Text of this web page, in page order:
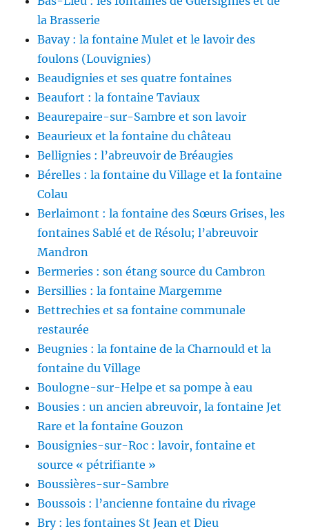
la Brasserie
Bavay : la fontaine Mulet et le lavoir des
foulons (Louvignies)
Beaudignies et ses quatre fontaines
Beaufort : la fontaine Taviaux
Beaurepaire-sur-Sambre et son lavoir
Beaurieux et la fontaine du château
Bellignies : l’abreuvoir de Bréaugies
Bérelles : la fontaine du Village et la fontaine
Colau
Berlaimont : la fontaine des Sœurs Grises, les
fontaines Sablé et de Résolu; l’abreuvoir
Mandron
Bermeries : son étang source du Cambron
Bersillies : la fontaine Margemme
Bettrechies et sa fontaine communale
restaurée
Beugnies : la fontaine de la Charnould et la
fontaine du Village
Boulogne-sur-Helpe et sa pompe à eau
Bousies : un ancien abreuvoir, la fontaine Jet
Rare et la fontaine Gouzon
Bousignies-sur-Roc : lavoir, fontaine et
source « pétrifiante »
Boussières-sur-Sambre
Boussois : l’ancienne fontaine du rivage
Bry : les fontaines St Jean et Dieu